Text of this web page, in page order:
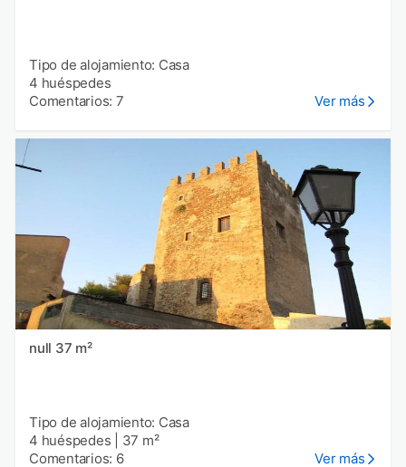
Tipo de alojamiento: Casa
4 huéspedes
Comentarios: 7
Ver más
null 37 m²
Tipo de alojamiento: Casa
4 huéspedes
37 m²
Comentarios: 6
Ver más